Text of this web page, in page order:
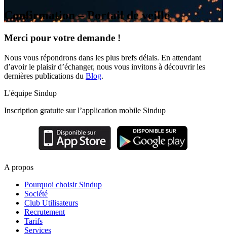
Confirmation – Portail de veille
Merci pour votre demande !
Nous vous répondrons dans les plus brefs délais. En attendant
d’avoir le plaisir d’échanger, nous vous invitons à découvrir les
dernières publications du Blog.
L'équipe Sindup
Inscription gratuite sur l’application mobile Sindup
A propos
Pourquoi choisir Sindup
Société
Club Utilisateurs
Recrutement
Tarifs
Services